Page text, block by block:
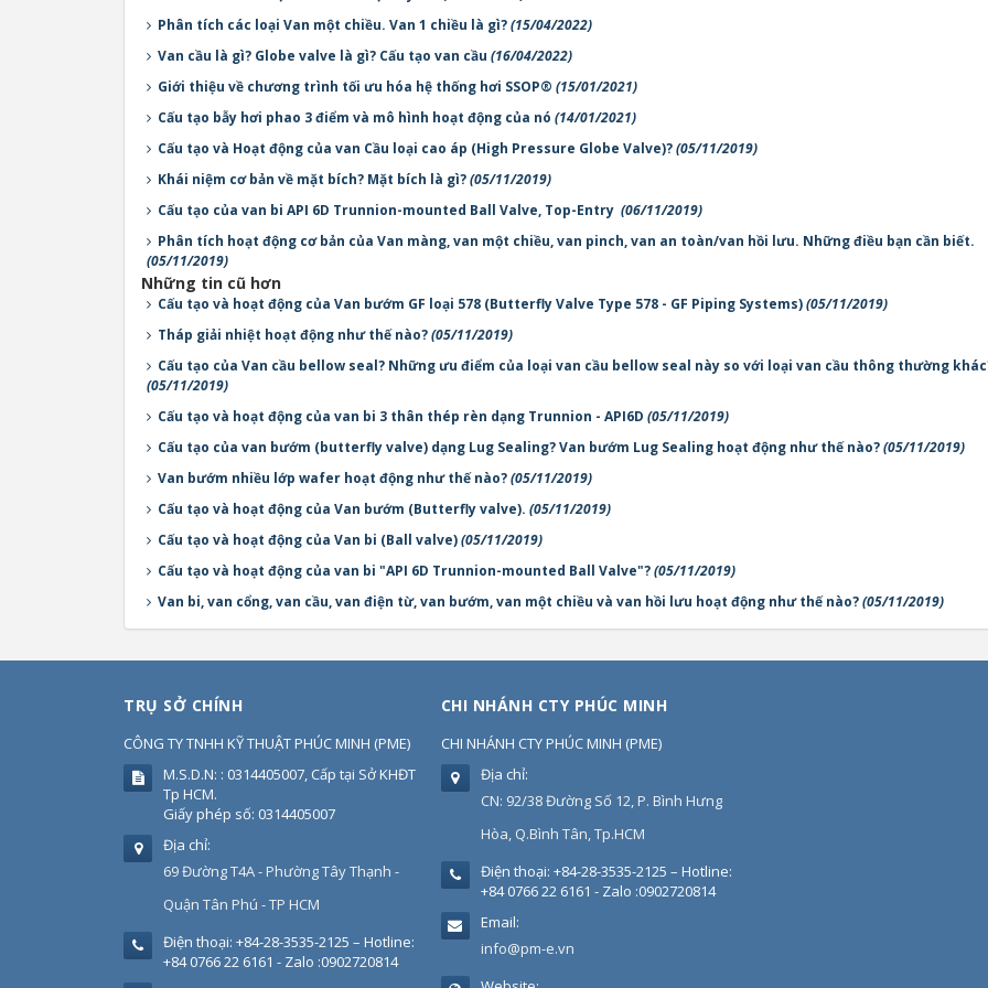
Phân tích các loại Van một chiều. Van 1 chiều là gì?(15/04/2022)
Van cầu là gì? Globe valve là gì? Cấu tạo van cầu (16/04/2022)
Giới thiệu về chương trình tối ưu hóa hệ thống hơi SSOP® (15/01/2021)
Cấu tạo bẫy hơi phao 3 điểm và mô hình hoạt động của nó (14/01/2021)
Cấu tạo và Hoạt động của van Cầu loại cao áp (High Pressure Globe Valve)?(05/11/2019)
Khái niệm cơ bản về mặt bích? Mặt bích là gì?(05/11/2019)
Cấu tạo của van bi API 6D Trunnion-mounted Ball Valve, Top-Entry (06/11/2019)
Phân tích hoạt động cơ bản của Van màng, van một chiều, van pinch, van an toàn/van hồi lưu. Những điều bạn cần biết.
(05/11/2019)
Những tin cũ hơn
Cấu tạo và hoạt động của Van bướm GF loại 578 (Butterfly Valve Type 578 - GF Piping Systems)(05/11/2019)
Tháp giải nhiệt hoạt động như thế nào?(05/11/2019)
Cấu tạo của Van cầu bellow seal? Những ưu điểm của loại van cầu bellow seal này so với loại van cầu thông thường
(05/11/2019)
Cấu tạo và hoạt động của van bi 3 thân thép rèn dạng Trunnion - API6D (05/11/2019)
Cấu tạo của van bướm (butterfly valve) dạng Lug Sealing? Van bướm Lug Sealing hoạt động như thế nào?(05/11/2019)
Van bướm nhiều lớp wafer hoạt động như thế nào?(05/11/2019)
Cấu tạo và hoạt động của Van bướm (Butterfly valve). (05/11/2019)
Cấu tạo và hoạt động của Van bi (Ball valve)(05/11/2019)
Cấu tạo và hoạt động của van bi "API 6D Trunnion-mounted Ball Valve"?(05/11/2019)
Van bi, van cổng, van cầu, van điện từ, van bướm, van một chiều và van hồi lưu hoạt động như thế nào?(05/11/2019)
TRỤ SỞ CHÍNH
CÔNG TY TNHH KỸ THUẬT PHÚC MINH (PME)
M.S.D.N: : 0314405007, Cấp tại Sở KHĐT
Tp HCM.
Giấy phép số: 0314405007
Địa chỉ:
69 Đường T4A - Phường Tây Thạnh -
Quận Tân Phú - TP HCM
Điện thoại: +84-28-3535-2125 – Hotline:
+84 0766 22 6161 - Zalo :0902720814
CHI NHÁNH CTY PHÚC MINH
CHI NHÁNH CTY PHÚC MINH (PME)
Địa chỉ:
CN: 92/38 Đường Số 12, P. Bình Hưng
Hòa, Q.Bình Tân, Tp.HCM
Điện thoại: +84-28-3535-2125 – Hotline:
+84 0766 22 6161 - Zalo :0902720814
Email:
info@pm-e.vn